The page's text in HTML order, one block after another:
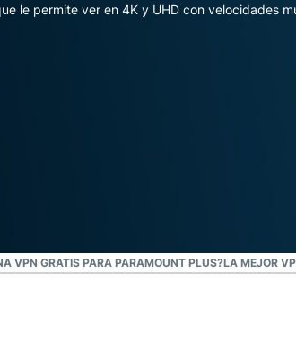
autenticación
supervisión y
le permite ver en 4K y UHD con velocidades
VPN GRATIS PARA PARAMOUNT PLUS?LA MEJOR